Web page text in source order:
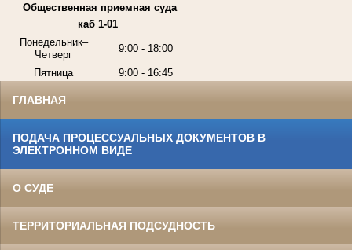
Общественная приемная суда
каб 1-01
Понедельник–
Четверг
9:00 - 18:00
Пятница 9:00 - 16:45
ГЛАВНАЯ
ПОДАЧА ПРОЦЕССУАЛЬНЫХ ДОКУМЕНТОВ В
ЭЛЕКТРОННОМ ВИДЕ
О СУДЕ
ТЕРРИТОРИАЛЬНАЯ ПОДСУДНОСТЬ